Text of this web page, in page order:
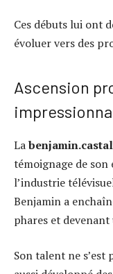
Ces débuts lui ont
évoluer vers des
Ascension
La
témoignage de
l’industrie
Benjamin a
phares et
Son talent ne s’est